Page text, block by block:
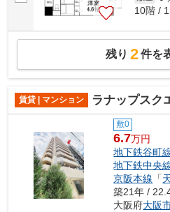
10階 /
残り 2件を
賃貸 | マンション ラナップスク
敷0
6.7万円
地下鉄谷町
地下鉄中央
京阪本線 「
築21年 /
大阪府大阪